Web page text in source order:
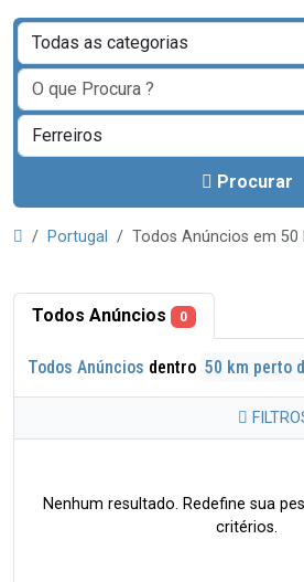
Procurar
Portugal Todos Anúncios em
Todos Anúncios 0
Todos Anúncios dentro 50 km perto
Nenhum resultado. Redefine sua
critérios.